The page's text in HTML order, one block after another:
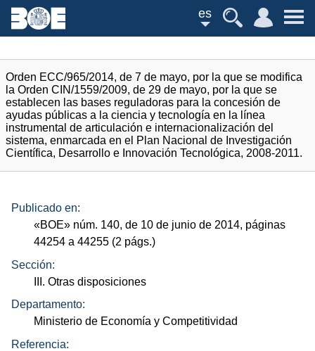
es
Orden ECC/965/2014, de 7 de mayo, por la que se modifica
la Orden CIN/1559/2009, de 29 de mayo, por la que se
establecen las bases reguladoras para la concesión de
ayudas públicas a la ciencia y tecnología en la línea
instrumental de articulación e internacionalización del
sistema, enmarcada en el Plan Nacional de Investigación
Científica, Desarrollo e Innovación Tecnológica, 2008-2011.
Publicado en:
«BOE» núm. 140, de 10 de junio de 2014, páginas
44254 a 44255 (2 págs.)
Sección:
III. Otras disposiciones
Departamento:
Ministerio de Economía y Competitividad
Referencia: